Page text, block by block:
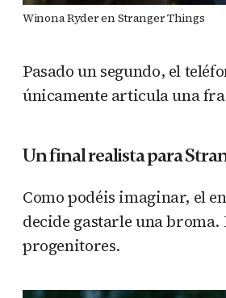
Winona Ryder en Stranger Things
Pasado un segundo, el
únicamente articula una
Un final realista para
Como podéis imaginar, el
decide gastarle una broma.
progenitores.